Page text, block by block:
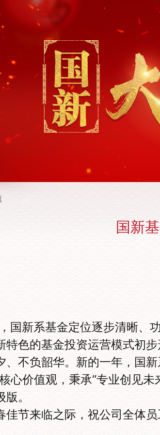
国新
国新系基金定位逐步清晰、
特色的基金投资运营模式初步
、不负韶华。新的一年，国
心价值观，秉承“专业创见
。
佳节来临之际，祝公司全体